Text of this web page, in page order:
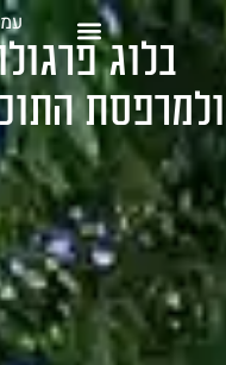
721-000
בלוג
ולמרפסת